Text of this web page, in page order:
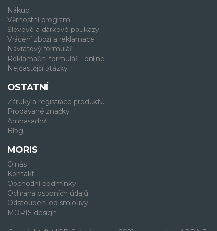
Nákup
Věrnostní program
Slevové a dárkové poukazy
Vrácení zboží a reklamace
Návratový formulář
Reklamační formulář - online
Nejčastější otázky
OSTATNÍ
Záruky a registrace produktů
Prodávané značky
Ambasadoři
Blog
MORIS
O nás
Kontakt
Obchodní podmínky
Ochrana osobních údajů
Odstoupení od smlouvy
MORIS design